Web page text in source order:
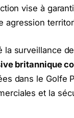
vise à
agression
surveillance
britannique
dans le Golfe
et la